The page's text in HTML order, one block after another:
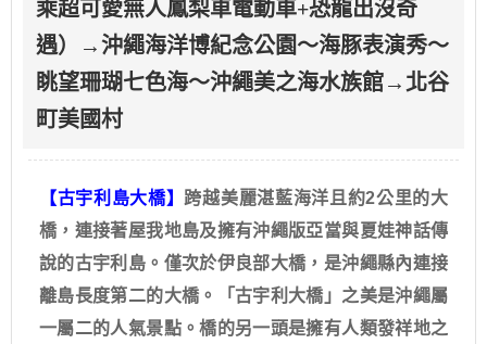
乘超可愛無人鳳梨車電動車+恐龍出沒奇
遇）→沖繩海洋博紀念公園～海豚表演秀～
眺望珊瑚七色海～沖繩美之海水族館→北谷
町美國村
【古宇利島大橋】 跨越美麗湛藍海洋且約2公里的大
橋，連接著屋我地島及擁有沖繩版亞當與夏娃神話傳
說的古宇利島。僅次於伊良部大橋，是沖繩縣內連接
離島長度第二的大橋。「古宇利大橋」之美是沖繩屬
一屬二的人氣景點。橋的另一頭是擁有人類發祥地之